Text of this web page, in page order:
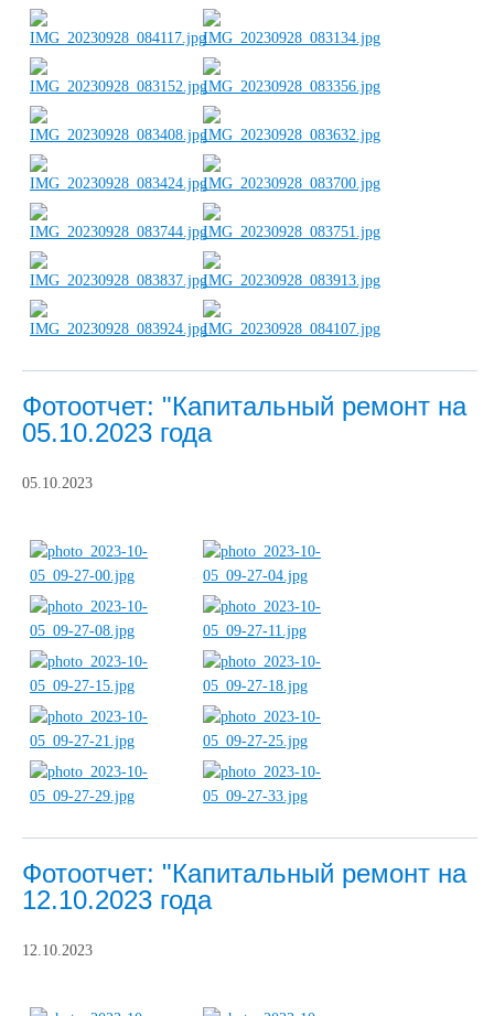
Фотоотчет: "Капитальный ремонт на
05.10.2023 года
05.10.2023
Фотоотчет: "Капитальный ремонт на
12.10.2023 года
12.10.2023